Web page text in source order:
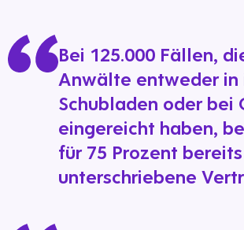
Bei 125.000 Fällen,
Anwälte entweder in
Schubladen oder bei
eingereicht haben,
für 75 Prozent bereits
unterschriebene